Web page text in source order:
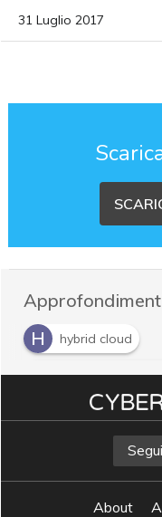
31 Luglio 2017
H
hybrid cloud
I infrastruttura
About